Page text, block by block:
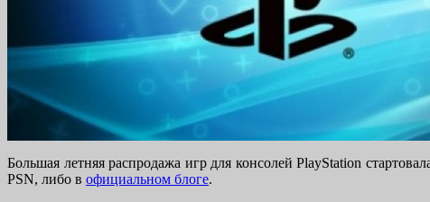
Большая летняя распродажа игр для консолей PlayStation
PSN, либо в официальном блоге.